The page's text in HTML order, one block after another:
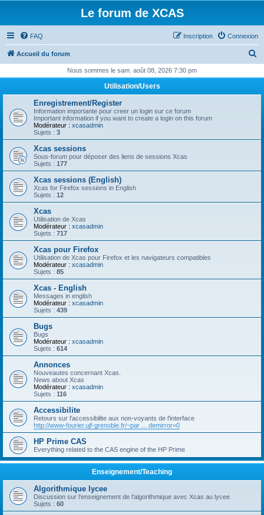
Le forum de XCAS
FAQ Connexion
Inscription
Accueil du forum
h
c
Nous sommes le sam. août 08, 2026 7:30 pm
Utilisation/Users
Enregistrement/Register
Information importante pour creer un login sur ce forum
Important information if you want to create a login on this forum
Modérateur : xcasadmin
Sujets : 3
Xcas sessions
Sous-forum pour déposer des liens de sessions Xcas
Sujets : 177
Xcas sessions (English)
Xcas for Firefox sessions in English
Sujets : 12
Xcas
Utilisation de Xcas
Modérateur : xcasadmin
Sujets : 717
Xcas pour Firefox
Utilisation de Xcas pour Firefox et les navigateurs compatibles
Modérateur : xcasadmin
Sujets : 85
Xcas - English
Messages in english
Modérateur : xcasadmin
Sujets : 439
Bugs
Bugs
Modérateur : xcasadmin
Sujets : 614
Annonces
Nouveautes concernant Xcas.
News about Xcas
Modérateur : xcasadmin
Sujets : 116
Accessibilite
Retours sur l'accessibilite aux non-voyants de l'interface
http://www-fourier.ujf-grenoble.fr/~par ... demirror=0
HP Prime CAS
Everything related to the CAS engine of the HP Prime
Enseignement/Teaching
Algorithmique lycee
Discussion sur l'enseignement de l'algorithmique avec Xcas au lycee
Sujets : 60